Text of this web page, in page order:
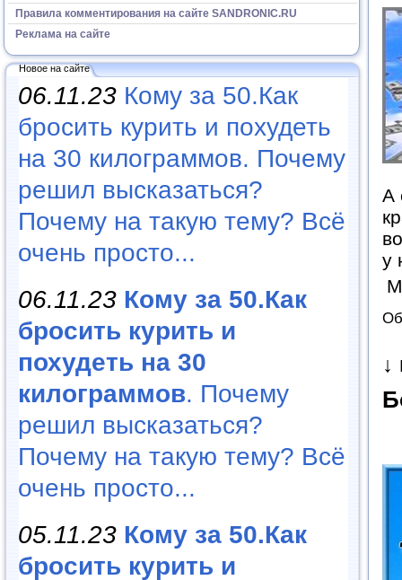
Правила комментирования на сайте SANDRONIC.RU
Реклама на сайте
Новое на сайте
06.11.23 Кому за 50.Как
бросить курить и похудеть
на 30 килограммов. Почему
решил высказаться?
Почему на такую тему? Всё
очень просто...
06.11.23 Кому за 50.Как
бросить курить и
похудеть на 30
килограммов. Почему
решил высказаться?
Почему на такую тему? Всё
очень просто...
05.11.23 Кому за 50.Как
бросить курить и
А
у